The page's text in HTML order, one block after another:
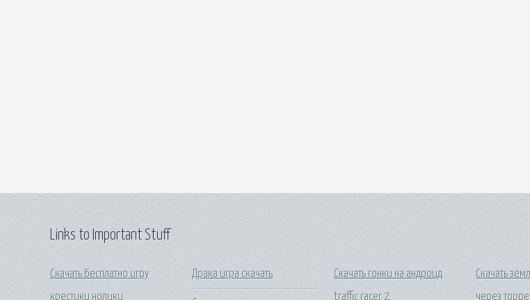
Links to Important Stuff
Скачать бесплатно игру
крестики нолики
Драка игра скачать
Скачать гонки на андроид
traffic racer 2
Скачать
через